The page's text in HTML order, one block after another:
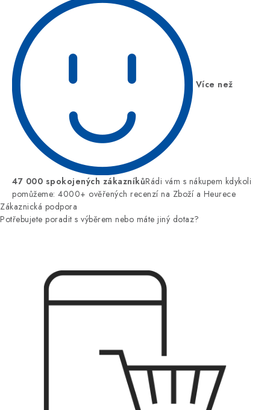
Více než
47 000 spokojených zákazníkůRádi vám s nákupem kdykoli
pomůžeme: 4000+ ověřených recenzí na Zboží a Heurece
Zákaznická podpora
Potřebujete poradit s výběrem nebo máte jiný dotaz?